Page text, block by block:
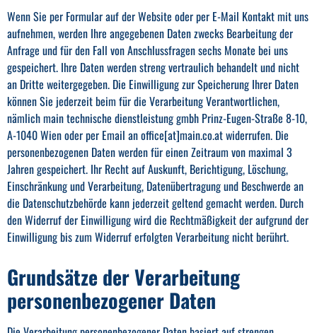
Wenn Sie per Formular auf der Website oder per E-Mail Kontakt mit uns
aufnehmen, werden Ihre angegebenen Daten zwecks Bearbeitung der
Anfrage und für den Fall von Anschlussfragen sechs Monate bei uns
gespeichert. Ihre Daten werden streng vertraulich behandelt und nicht
an Dritte weitergegeben. Die Einwilligung zur Speicherung Ihrer Daten
können Sie jederzeit beim für die Verarbeitung Verantwortlichen,
nämlich main technische dienstleistung gmbh Prinz-Eugen-Straße 8-10,
A-1040 Wien oder per Email an office[at]main.co.at widerrufen. Die
personenbezogenen Daten werden für einen Zeitraum von maximal 3
Jahren gespeichert. Ihr Recht auf Auskunft, Berichtigung, Löschung,
Einschränkung und Verarbeitung, Datenübertragung und Beschwerde an
die Datenschutzbehörde kann jederzeit geltend gemacht werden. Durch
den Widerruf der Einwilligung wird die Rechtmäßigkeit der aufgrund der
Einwilligung bis zum Widerruf erfolgten Verarbeitung nicht berührt.
Grundsätze der Verarbeitung
personenbezogener Daten